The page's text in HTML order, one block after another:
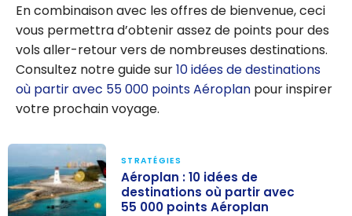
En combinaison avec les offres de bienvenue, ceci
vous permettra d’obtenir assez de points pour des
vols aller-retour vers de nombreuses destinations.
Consultez notre guide sur10 idées de destinations
où partir avec 55 000 points Aéroplan pour inspirer
votre prochain voyage.
STRATÉGIES
Aéroplan : 10 idées de
destinations où partir avec
55 000 points Aéroplan